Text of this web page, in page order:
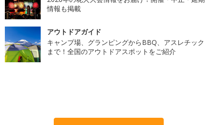
情報も掲載
アウトドアガイド
キャンプ場、グランピングからBBQ、アスレチック
まで！全国のアウトドアスポットをご紹介